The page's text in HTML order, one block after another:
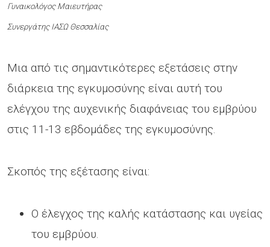
Γυναικολόγος Μαιευτήρας
Συνεργάτης ΙΑΣΩ Θεσσαλίας
Μια από τις σημαντικότερες εξετάσεις στην
διάρκεια της εγκυμοσύνης είναι αυτή του
ελέγχου της αυχενικής διαφάνειας του εμβρύου
στις 11-13 εβδομάδες της εγκυμοσύνης.
Σκοπός της εξέτασης είναι:
Ο έλεγχος της καλής κατάστασης και υγείας
του εμβρύου.